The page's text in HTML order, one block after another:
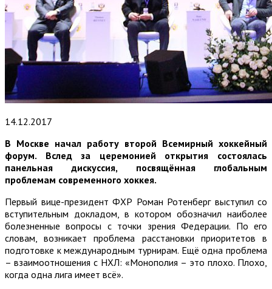
14.12.2017
В Москве начал работу второй Всемирный хоккейный
форум. Вслед за церемонией открытия состоялась
панельная дискуссия, посвящённая глобальным
проблемам современного хоккея.
Первый вице-президент ФХР Роман Ротенберг выступил со
вступительным докладом, в котором обозначил наиболее
болезненные вопросы с точки зрения Федерации. По его
словам, возникает проблема расстановки приоритетов в
подготовке к международным турнирам. Ещё одна проблема
– взаимоотношения с НХЛ: «Монополия – это плохо. Плохо,
когда одна лига имеет всё».